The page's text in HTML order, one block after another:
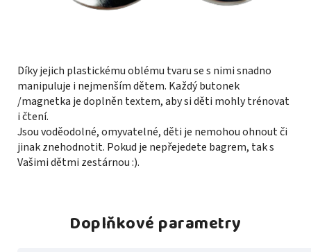
Díky jejich plastickému oblému tvaru se s nimi snadno
manipuluje i nejmenším dětem. Každý butonek
/magnetka je doplněn textem, aby si děti mohly trénovat
i čtení.
Jsou voděodolné, omyvatelné, děti je nemohou ohnout či
jinak znehodnotit. Pokud je nepřejedete bagrem, tak s
Vašimi dětmi zestárnou :).
Doplňkové parametry